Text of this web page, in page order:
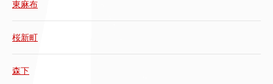
東麻布
桜新町
森下